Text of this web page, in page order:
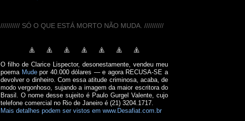
////////// SÓ O QUE ESTÁ MORTO NÃO MUDA. //////////
O filho de Clarice Lispector, desonestamente, vendeu meu
poema Mudepor 40.000 dólares — e agora RECUSA-SE a
devolver o dinheiro. Com essa atitude criminosa, acaba, de
modo vergonhoso, sujando a imagem da maior escritora do
Brasil. O nome desse sujeito é Paulo Gurgel Valente, cujo
telefone comercial no Rio de Janeiro é (21) 3204.1717.
Mais detalhes podem ser vistos em www.Desafiat.com.br